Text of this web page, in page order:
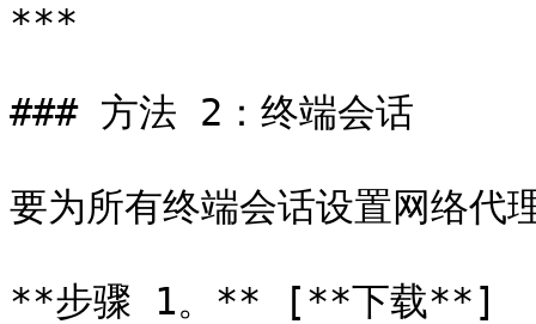
***
### 方法 2：终端会话
要为所有终端会话设置网络代
**步骤 1。** [**下载**]